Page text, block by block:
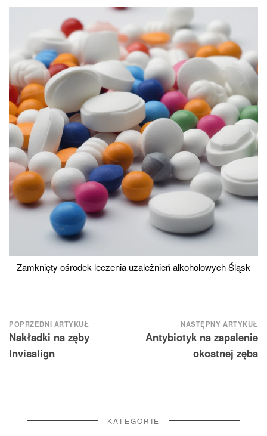
Zamknięty ośrodek leczenia uzależnień alkoholowych Śląsk
Nawigacja
wpisu
POPRZEDNI ARTYKUŁ
Nakładki na zęby
Invisalign
NASTĘPNY ARTYKUŁ
Antybiotyk na zapalenie
okostnej zęba
KATEGORIE